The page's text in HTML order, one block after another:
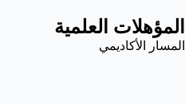
المؤهلات العلمية
المسار الأكاديمي